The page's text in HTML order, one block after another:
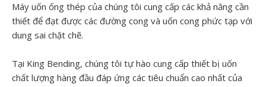
Máy uốn ống thép của chúng tôi cung cấp các khả năng cần
thiết để đạt được các đường cong và uốn cong phức tạp với
dung sai chặt chẽ.
Tại King Bending, chúng tôi tự hào cung cấp thiết bị uốn
chất lượng hàng đầu đáp ứng các tiêu chuẩn cao nhất của